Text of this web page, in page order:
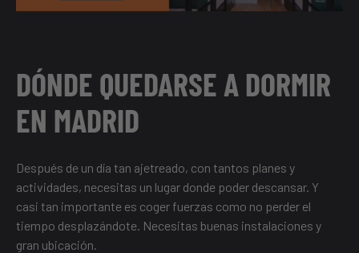
DÓNDE QUEDARSE A DORMIR
EN MADRID
Después de un día tan ajetreado, con tantos planes y
actividades, necesitas un lugar donde poder descansar. Y
casi tan importante es coger fuerzas como no perder el
tiempo desplazándote. Necesitas buenas instalaciones y
gran ubicación.